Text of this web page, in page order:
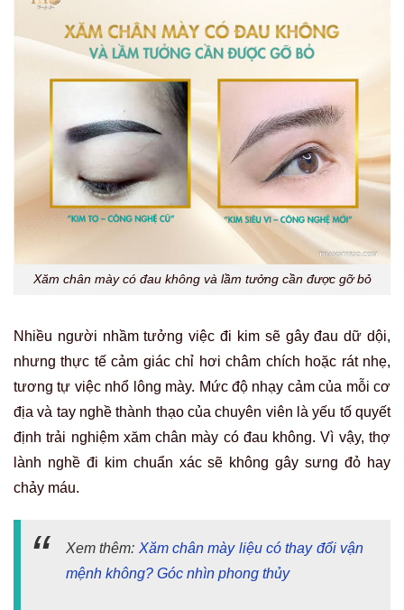
Xăm chân mày có đau không và lầm tưởng cần được gỡ bỏ
Nhiều người nhầm tưởng việc đi kim sẽ gây đau dữ dội,
nhưng thực tế cảm giác chỉ hơi châm chích hoặc rát nhẹ,
tương tự việc nhổ lông mày. Mức độ nhạy cảm của mỗi cơ
địa và tay nghề thành thạo của chuyên viên là yếu tố quyết
định trải nghiệm xăm chân mày có đau không. Vì vậy, thợ
lành nghề đi kim chuẩn xác sẽ không gây sưng đỏ hay
chảy máu.
Xem thêm: Xăm chân mày liệu có thay đổi vận
mệnh không? Góc nhìn phong thủy